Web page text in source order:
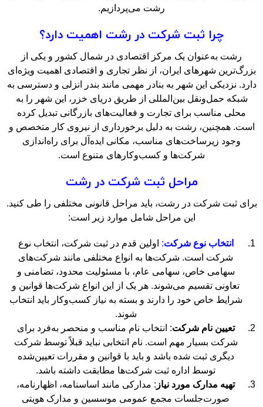
رشت می‌پردازیم.
چرا ثبت شرکت در رشت اهمیت دارد؟
رشت به‌عنوان یک مرکز اقتصادی در شمال کشور و یکی از
بزرگ‌ترین شهرهای ایران، از نظر تجاری و اقتصادی اهمیت ویژه‌ای
دارد. نزدیکی این شهر به بنادر مهمی مانند بندر انزلی و دسترسی به
شبکه حمل‌ونقل بین‌المللی از طریق دریای خزر، این شهر را به
محلی مناسب برای تجارت و فعالیت‌های بازرگانی تبدیل کرده
است. همچنین، رشت به دلیل برخورداری از نیروی کار متخصص و
وجود زیرساخت‌های مناسب، مکانی ایده‌آل برای راه‌اندازی
شرکت‌ها و کسب‌وکارهای متنوع است.
مراحل ثبت شرکت در رشت
برای ثبت شرکت در رشت، باید مراحل قانونی مختلفی را طی کنید.
این مراحل شامل موارد زیر است:
انتخاب نوع شرکت: اولین قدم در ثبت شرکت، انتخاب نوع
شرکت است. شرکت‌ها به انواع مختلفی مانند شرکت‌های
سهامی خاص، سهامی عام، با مسئولیت محدود، تضامنی و
تعاونی تقسیم می‌شوند. هر یک از این انواع شرکت‌ها قوانین و
شرایط خاص خود را دارند و بسته به نیاز کسب‌وکار باید انتخاب
شوند.
تعیین نام شرکت: انتخاب نام مناسب و منحصر به‌فرد برای
شرکت بسیار مهم است. نام انتخابی نباید قبلاً توسط شرکت
دیگری ثبت شده باشد و باید با قوانین و مقررات تعیین‌شده
توسط اداره ثبت شرکت‌ها مطابقت داشته باشد.
تهیه مدارک مورد نیاز : مدارکی مانند اساسنامه، اظهارنامه،
صورت‌جلسات مجمع عمومی موسسین و مدارک هویتی